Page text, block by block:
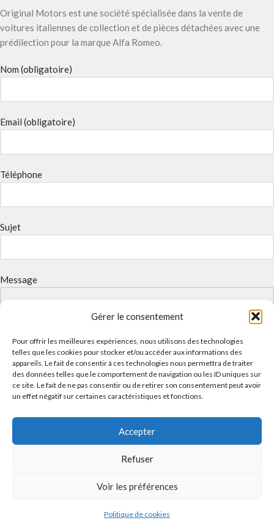
Gérer le consentement
Pour offrir les meilleures expériences, nous utilisons des technologies
telles que les cookies pour stocker et/ou accéder aux informations des
appareils. Le fait de consentir à ces technologies nous permettra de traiter
des données telles que le comportement de navigation ou les ID uniques sur
ce site. Le fait de ne pas consentir ou de retirer son consentement peut avoir
un effet négatif sur certaines caractéristiques et fonctions.
Accepter
Refuser
Voir les préférences
Politique de cookies
Original Motors est une société spécialisée dans la vente de
voitures italiennes de collection et de pièces détachées avec une
prédilection pour la marque Alfa Romeo.
Nom (obligatoire)
Email (obligatoire)
Téléphone
Sujet
Message
J'accepte la